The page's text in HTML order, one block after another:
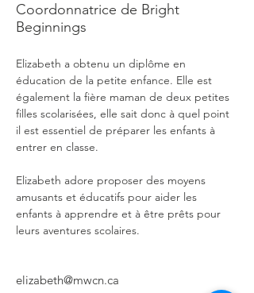
Coordonnatrice de Bright
Beginnings
Elizabeth a obtenu un diplôme en
éducation de la petite enfance. Elle est
également la fière maman de deux petites
filles scolarisées, elle sait donc à quel point
il est essentiel de préparer les enfants à
entrer en classe.
Elizabeth adore proposer des moyens
amusants et éducatifs pour aider les
enfants à apprendre et à être prêts pour
leurs aventures scolaires.
elizabeth@mwcn.ca